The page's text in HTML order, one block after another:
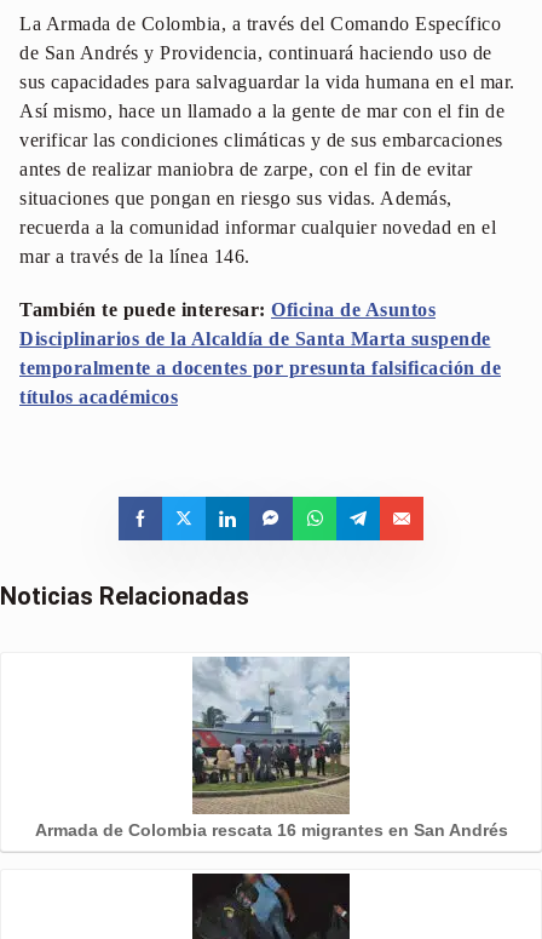
La Armada de Colombia, a través del Comando Específico
de San Andrés y Providencia, continuará haciendo uso de
sus capacidades para salvaguardar la vida humana en el mar.
Así mismo, hace un llamado a la gente de mar con el fin de
verificar las condiciones climáticas y de sus embarcaciones
antes de realizar maniobra de zarpe, con el fin de evitar
situaciones que pongan en riesgo sus vidas. Además,
recuerda a la comunidad informar cualquier novedad en el
mar a través de la línea 146.
También te puede interesar: Oficina de Asuntos
Disciplinarios de la Alcaldía de Santa Marta suspende
temporalmente a docentes por presunta falsificación de
títulos académicos
Noticias Relacionadas
Armada de Colombia rescata 16 migrantes en San Andrés